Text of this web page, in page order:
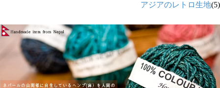
アジアのレトロ生地(5)